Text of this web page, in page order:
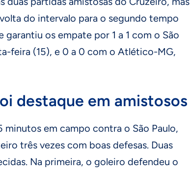
do intervalo para o segundo tempo
garantiu os empate por 1 a 1 com o São
feira (15), e 0 a 0 com o Atlético-MG,
destaque em amistosos
minutos em campo contra o São Paulo,
três vezes com boas defesas. Duas
Na primeira, o goleiro defendeu o